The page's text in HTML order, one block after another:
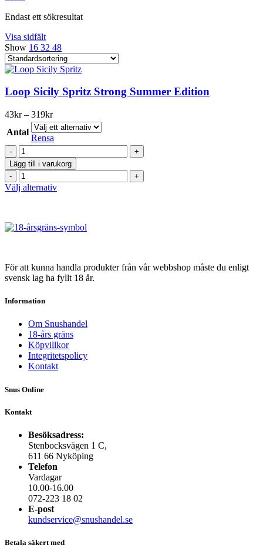
Endast ett sökresultat
Visa sidfält
Show 16 32 48
Loop Sicily Spritz Strong Summer Edition
43kr – 319krPrisintervall:
43kr
till
319kr
Antal
Rensa
Loop
Sicily
Spritz
Strong
Summer
Lägg till i varukorg
Loop
Sicily
Spritz
Edition
Välj alternativDen
flera
alternativen
kan
För att kunna handla produkter från vår webbshop måste du enligt
svensk lag ha fyllt 18 år.
Information
Om Snushandel
18-års gräns
Köpvillkor
Integritetspolicy
Kontakt
Snus Online
Kontakt
Besöksadress:
Stenbocksvägen 1 C,
611 66 Nyköping
Telefon
Vardagar
10.00-16.00
072-223 18 02
E-post
kundservice@snushandel.se
Betala säkert med